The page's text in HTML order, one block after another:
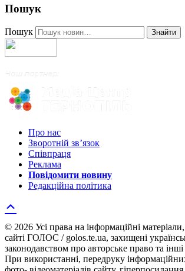
Пошук
Пошук Знайти
Про нас
Зворотній зв’язок
Співпраця
Реклама
Повідомити новину
Редакційна політика
© 2026 Усі права на інформаційні
сайті ГОЛОС / golos.te.ua, захищені
законодавством про авторське право та
При використанні, передруку